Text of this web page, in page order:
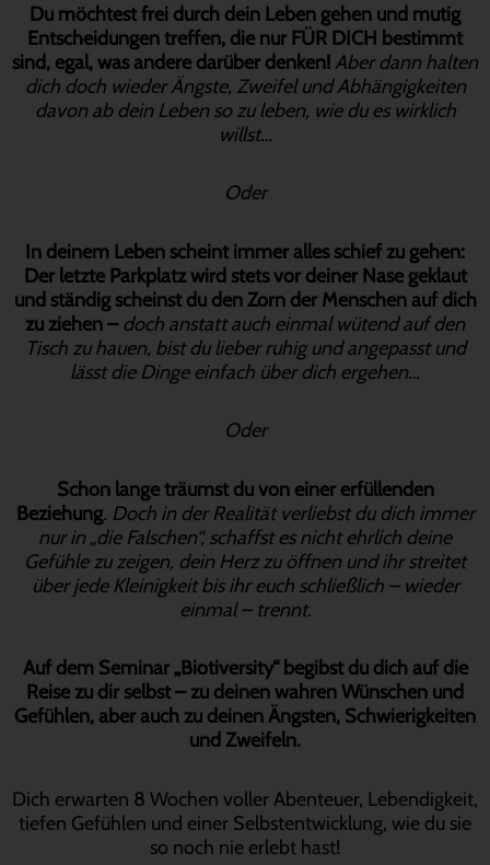
Du möchtest frei durch dein Leben gehen und mutig
Entscheidungen treffen, die nur FÜR DICH bestimmt
sind, egal, was andere darüber denken!Aber dann halten
dich doch wieder Ängste, Zweifel und Abhängigkeiten
davon ab dein Leben so zu leben, wie du es wirklich
willst…
Oder
In deinem Leben scheint immer alles schief zu gehen:
Der letzte Parkplatz wird stets vor deiner Nase geklaut
und ständig scheinst du den Zorn der Menschen auf dich
zu ziehen – doch anstatt auch einmal wütend auf den
Tisch zu hauen, bist du lieber ruhig und angepasst und
lässt die Dinge einfach über dich ergehen…
Oder
Schon lange träumst du von einer erfüllenden
Beziehung. Doch in der Realität verliebst du dich immer
nur in „die Falschen“, schaffst es nicht ehrlich deine
Gefühle zu zeigen, dein Herz zu öffnen und ihr streitet
über jede Kleinigkeit bis ihr euch schließlich – wieder
einmal – trennt.
Auf dem Seminar „Biotiversity“ begibst du dich auf die
Reise zu dir selbst – zu deinen wahren Wünschen und
Gefühlen, aber auch zu deinen Ängsten, Schwierigkeiten
und Zweifeln.
Dich erwarten 8 Wochen voller Abenteuer, Lebendigkeit,
tiefen Gefühlen und einer Selbstentwicklung, wie du sie
so noch nie erlebt hast!